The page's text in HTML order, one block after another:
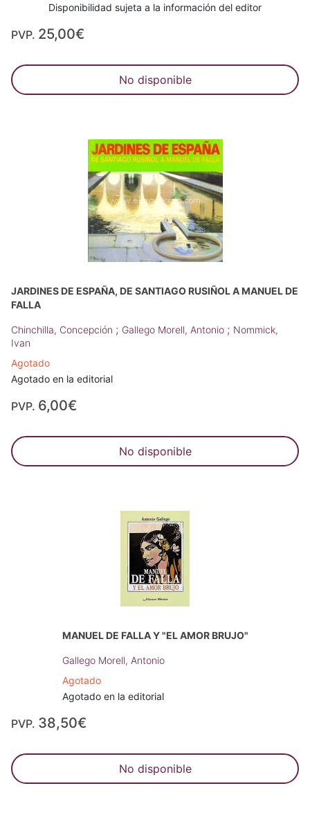
Disponibilidad sujeta a la información del editor
PVP. 25,00€
No disponible
JARDINES DE ESPAÑA, DE SANTIAGO RUSIÑOL A MANUEL DE
FALLA
Chinchilla, Concepción ; Gallego Morell, Antonio ; Nommick,
Ivan
Agotado
Agotado en la editorial
PVP. 6,00€
No disponible
MANUEL DE FALLA Y "EL AMOR BRUJO"
Gallego Morell, Antonio
Agotado
Agotado en la editorial
PVP. 38,50€
No disponible